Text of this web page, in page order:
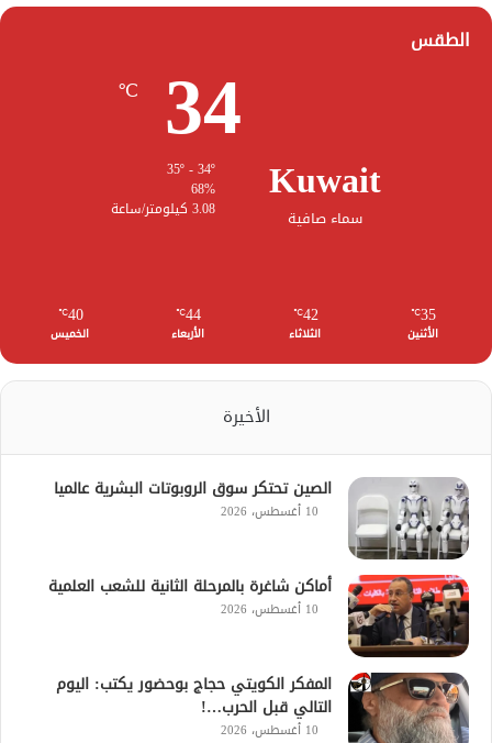
الطقس
Kuwait
سماء صافية
34
℃
68%
3.08 كيلومتر/ساعة
35
℃
الأثنين
42
℃
الثلاثاء
44
℃
الأربعاء
40
℃
الخميس
الأخيرة
الصين تحتكر سوق الروبوتات البشرية عالميا
10 أغسطس، 2026
أماكن شاغرة بالمرحلة الثانية للشعب العلمية
10 أغسطس، 2026
المفكر الكويتي حجاج بوحضور يكتب: اليوم
التالي قبل الحرب…!
10 أغسطس، 2026